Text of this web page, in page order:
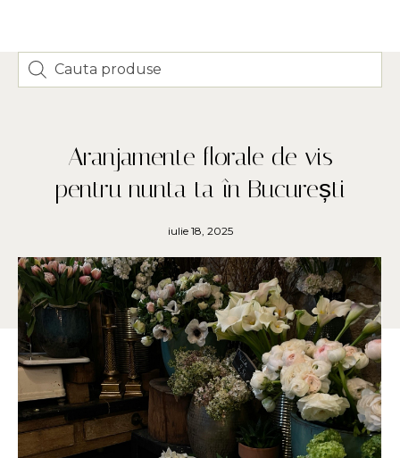
Aranjamente florale de vis
pentru nunta ta în București
iulie 18, 2025